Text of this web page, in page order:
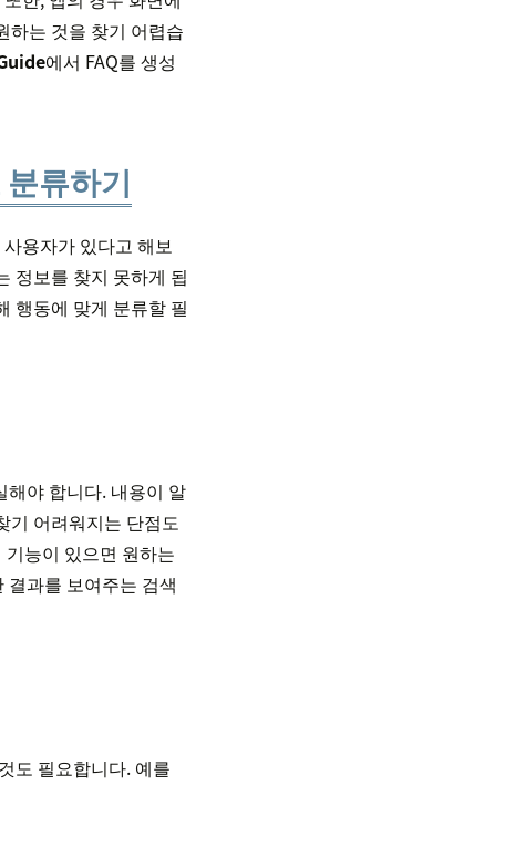
하는 것을 찾기 어렵습
에서 FAQ를 생성
류하기
용자가 있다고 해보
정보를 찾지 못하게 됩
행동에 맞게 분류할 필
해야 합니다. 내용이 알
기 어려워지는 단점도
능이 있으면 원하는
과를 보여주는 검색
도 필요합니다. 예를